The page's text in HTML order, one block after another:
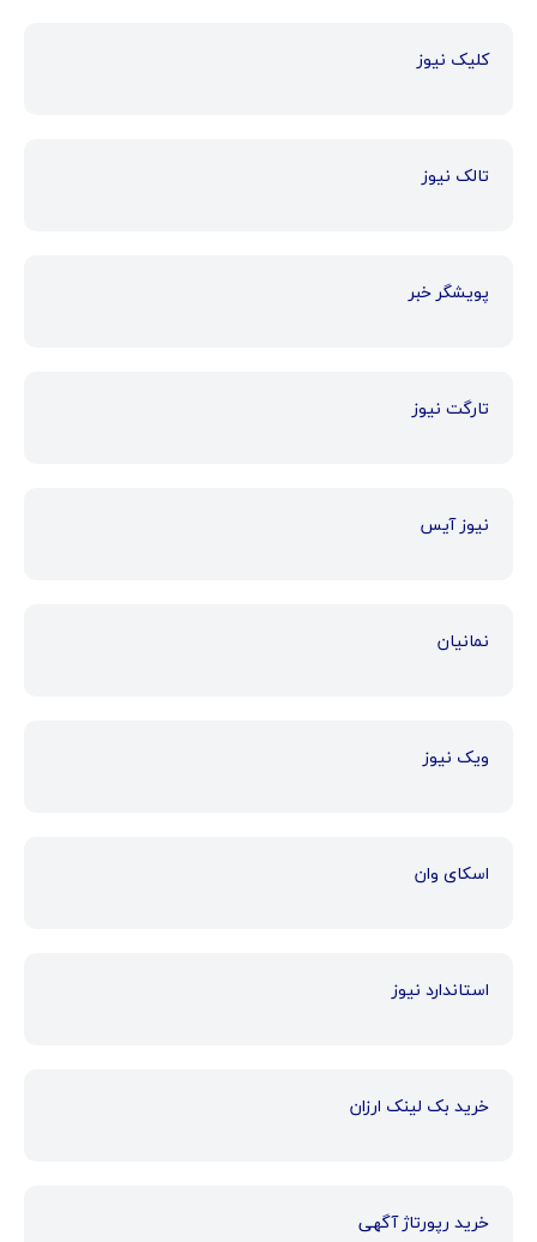
کلیک نیوز
تالک نیوز
پویشگر خبر
تارگت نیوز
نیوز آیس
نمانیان
ویک نیوز
اسکای وان
استاندارد نیوز
خرید بک لینک ارزان
خرید رپورتاژ آگهی